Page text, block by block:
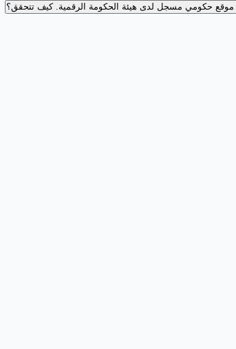
موقع حكومي مسجل لدى هيئة الحكومة الرقمية.كيف تتحقق؟